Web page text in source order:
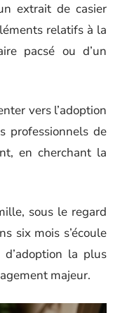
extrait de casier
relatifs à la
pacsé ou d’un
vers l’adoption
professionnels de
en cherchant la
sous le regard
six mois s’écoule
la plus
majeur.